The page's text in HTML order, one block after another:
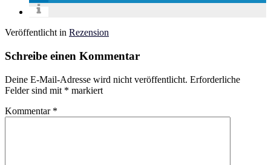
Veröffentlicht in Rezension
Schreibe einen Kommentar
Deine E-Mail-Adresse wird nicht veröffentlicht. Erforderliche
Felder sind mit * markiert
Kommentar *